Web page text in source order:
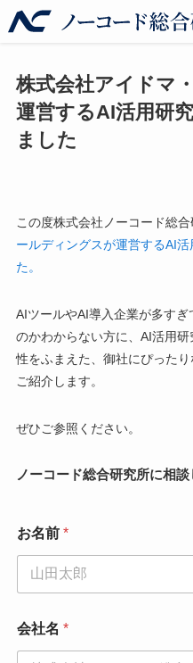
株式会社アイドマ
運営するAI活用研
ました
この度株式会社ノーコード総合
ールディングスが運営するAI
た。
AIツールやAI導入企業が多す
のかわからない方に、AI活用
性をふまえた、御社にぴった
ご紹介します。
ぜひご参照ください。
ノーコード総合研究所に相
お名前 *
会社名 *